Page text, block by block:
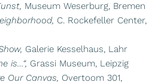
Museum Weserburg, Bremen
C. Rockefeller Center,
Galerie Kesselhaus, Lahr
is…“, Grassi Museum, Leipzig
Our Canvas, Overtoom 301,